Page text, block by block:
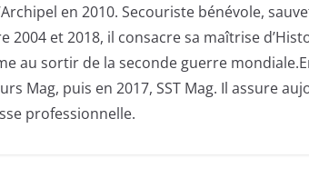
en 2010. Secouriste bénévole,
2004 et 2018, il consacre sa maîtrise
au sortir de la seconde guerre
Mag, puis en 2017, SST Mag. Il assure
professionnelle.